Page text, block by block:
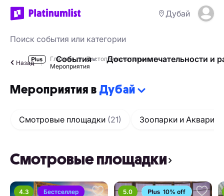
Дубай
События Достопримечательности и
Назад Главная
Достопримечательности
Мероприятия
Мероприятия в Дубай
Смотровые площадки (21) Зоопарки и
Смотровые площадки
4.3 Бестселлер 5.0 10% off